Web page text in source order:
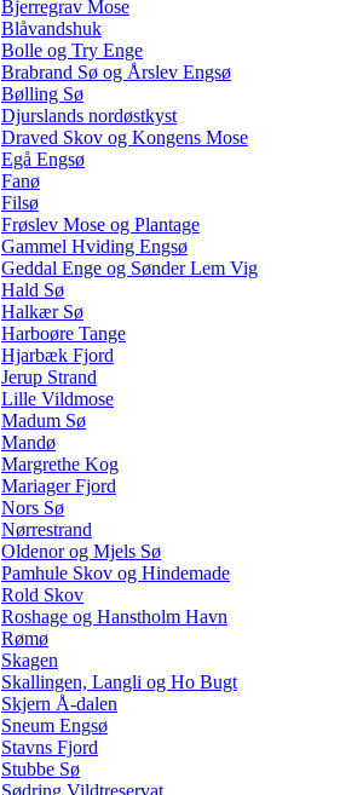
Bjerregrav Mose
Blåvandshuk
Bolle og Try Enge
Brabrand Sø og Årslev Engsø
Bølling Sø
Djurslands nordøstkyst
Draved Skov og Kongens Mose
Egå Engsø
Fanø
Filsø
Frøslev Mose og Plantage
Gammel Hviding Engsø
Geddal Enge og Sønder Lem Vig
Hald Sø
Halkær Sø
Harboøre Tange
Hjarbæk Fjord
Jerup Strand
Lille Vildmose
Madum Sø
Mandø
Margrethe Kog
Mariager Fjord
Nors Sø
Nørrestrand
Oldenor og Mjels Sø
Pamhule Skov og Hindemade
Rold Skov
Roshage og Hanstholm Havn
Rømø
Skagen
Skallingen, Langli og Ho Bugt
Skjern Å-dalen
Sneum Engsø
Stavns Fjord
Stubbe Sø
Sødring Vildtreservat